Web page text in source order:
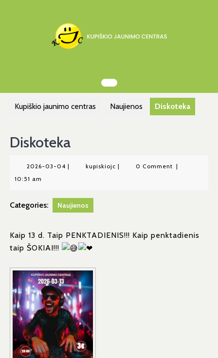
Kupiškio jaunimo centras Naujienos Diskoteka
Diskoteka
2026-03-04 2026-
| kupiskiojckupiskiojc
| 0 Comment |
10:51 am
Categories: Naujienos
Kaip 13 d. Taip PENKTADIENIS!!! Kaip penktadienis
taip ŠOKIAI!!!